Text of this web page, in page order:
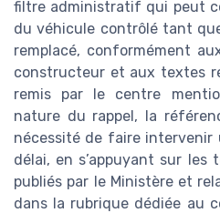
filtre administratif qui peut
du véhicule contrôlé tant que
remplacé, conformément
constructeur et aux textes
remis par le centre
nature du rappel, la
nécessité de faire intervenir
délai, en s’appuyant sur
publiés par le Ministère et
dans la rubrique dédiée au